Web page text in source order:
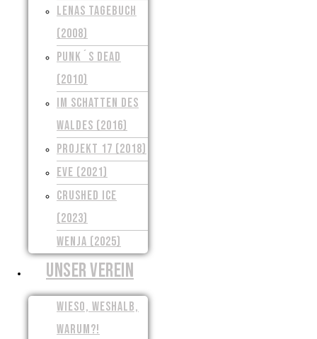
LENAS TAGEBUCH
(2008)
PUNK´S DEAD
(2010)
IM SCHATTEN DES
WALDES (2016)
PROJEKT 17 (2018)
EVE (2021)
CRUSHED ICE
(2023)
WENJA (2025)
UNSER VEREIN
WIESO, WESHALB,
WARUM?!